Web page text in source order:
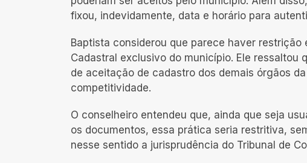
fixou, indevidamente, data e horário para
Baptista considerou que parece haver
Cadastral exclusivo do município. Ele ressaltou
de aceitação de cadastro dos demais órgãos
competitividade.
O conselheiro entendeu que, ainda que seja
os documentos, essa prática seria restritiva,
nesse sentido a jurisprudência do Tribunal de